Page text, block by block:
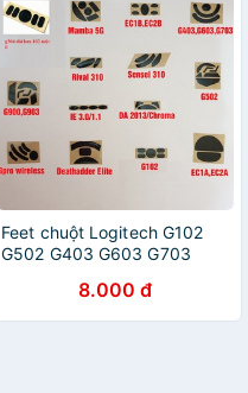
Feet chuột Logitech G102
G502 G403 G603 G703
G305 G-Pro-Wirelss
G300/300s MX-Maxter-V1,2
8.000 đ